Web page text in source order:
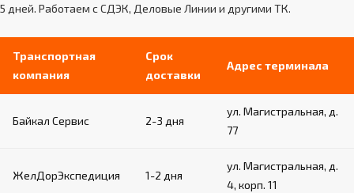
Обеспечивают надежность и устойчивость
Простой монтаж и демонтаж при
необходимости
5 дней. Работаем с СДЭК, Деловые Линии и другими ТК.
Транспортная
компания
Срок
доставки
Адрес терминала
Байкал Сервис 2-3 дня
ул. Магистральная, д.
77
ЖелДорЭкспедиция 1-2 дня
ул. Магистральная, д.
4, корп. 11